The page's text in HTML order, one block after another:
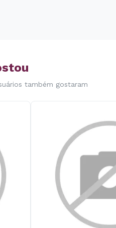
também gostaram